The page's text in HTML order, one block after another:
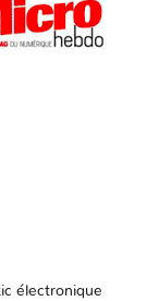
électronique